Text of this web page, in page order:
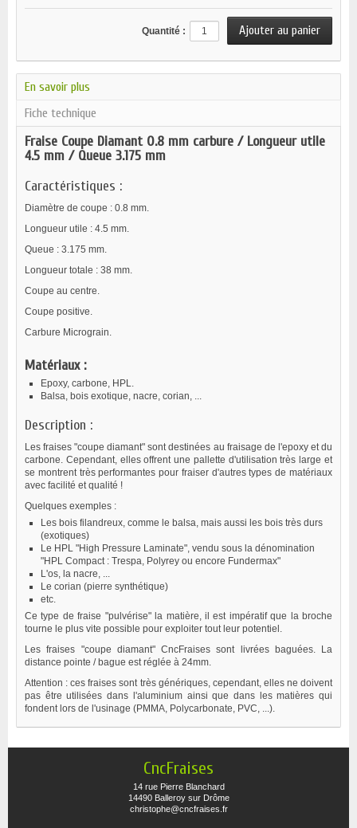
Quantité :
En savoir plus
Fiche technique
Fraise Coupe Diamant 0.8 mm carbure / Longueur utile
4.5 mm / Queue 3.175 mm
Caractéristiques :
Diamètre de coupe : 0.8 mm.
Longueur utile : 4.5 mm.
Queue : 3.175 mm.
Longueur totale : 38 mm.
Coupe au centre.
Coupe positive.
Carbure Micrograin.
Matériaux :
Epoxy, carbone, HPL.
Balsa, bois exotique, nacre, corian, ...
Description :
Les fraises "coupe diamant" sont destinées au fraisage de l'epoxy et du
carbone. Cependant, elles offrent une pallette d'utilisation très large et
se montrent très performantes pour fraiser d'autres types de matériaux
avec facilité et qualité !
Quelques exemples :
Les bois filandreux, comme le balsa, mais aussi les bois très durs
(exotiques)
Le HPL "High Pressure Laminate", vendu sous la dénomination
"HPL Compact : Trespa, Polyrey ou encore Fundermax"
L'os, la nacre, ...
Le corian (pierre synthétique)
etc.
Ce type de fraise "pulvérise" la matière, il est impératif que la broche
tourne le plus vite possible pour exploiter tout leur potentiel.
Les fraises "coupe diamant" CncFraises sont livrées baguées. La
distance pointe / bague est réglée à 24mm.
Attention : ces fraises sont très génériques, cependant, elles ne doivent
pas être utilisées dans l'aluminium ainsi que dans les matières qui
fondent lors de l'usinage (PMMA, Polycarbonate, PVC, ...).
CncFraises
14 rue Pierre Blanchard
14490 Balleroy sur Drôme
christophe@cncfraises.fr